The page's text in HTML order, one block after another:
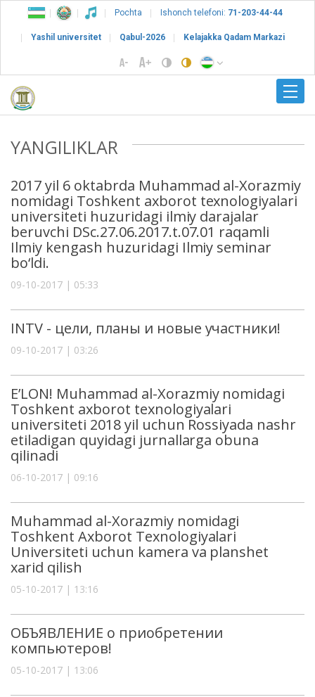
Pochta Ishonch telefoni: 71-203-44-44
Yashil universitet Qabul-2026 Kelajakka Qadam Markazi
YANGILIKLAR
2017 yil 6 oktabrda Muhammad al-Xorazmiy
nomidagi Toshkent axborot texnologiyalari
universiteti huzuridagi ilmiy darajalar
beruvchi DSc.27.06.2017.t.07.01 raqamli
Ilmiy kengash huzuridagi Ilmiy seminar
bo‘ldi.
09-10-2017 | 05:33
INTV - цели, планы и новые участники!
09-10-2017 | 03:26
E’LON! Muhammad al-Xorazmiy nomidagi
Toshkent axborot texnologiyalari
universiteti 2018 yil uchun Rossiyada nashr
etiladigan quyidagi jurnallarga obuna
qilinadi
06-10-2017 | 09:16
Muhammad al-Xorazmiy nomidagi
Toshkent Axborot Texnologiyalari
Universiteti uchun kamera va planshet
xarid qilish
05-10-2017 | 13:16
ОБЪЯВЛЕНИЕ о приобретении
компьютеров!
05-10-2017 | 13:06